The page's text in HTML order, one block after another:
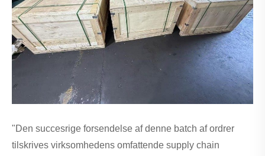
"Den succesrige forsendelse af denne batch af ordrer
tilskrives virksomhedens omfattende supply chain